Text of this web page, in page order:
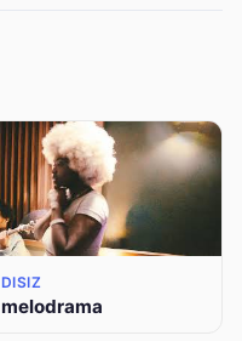
DISIZ
melodrama